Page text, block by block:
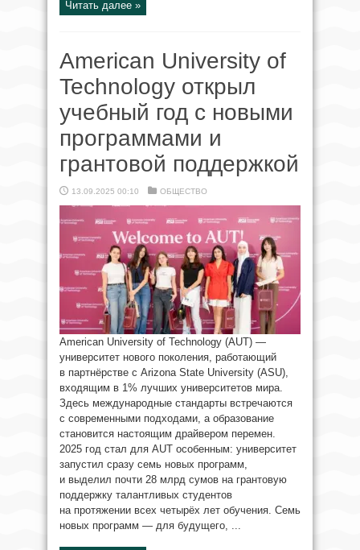
Читать далее »
American University of
Technology открыл
учебный год с новыми
программами и
грантовой поддержкой
13.09.2025 00:10 ОБЩЕСТВО
American University of Technology (AUT) —
университет нового поколения, работающий
в партнёрстве с Arizona State University (ASU),
входящим в 1% лучших университетов мира.
Здесь международные стандарты встречаются
с современными подходами, а образование
становится настоящим драйвером перемен.
2025 год стал для AUT особенным: университет
запустил сразу семь новых программ,
и выделил почти 28 млрд сумов на грантовую
поддержку талантливых студентов
на протяжении всех четырёх лет обучения. Семь
новых программ — для будущего, ...